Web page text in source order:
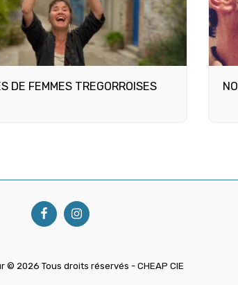
DE FEMMES TREGORROISES
© 2026 Tous droits réservés - CHEAP CIE